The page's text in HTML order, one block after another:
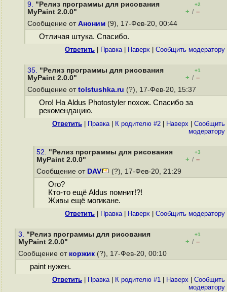
9. "Релиз программы для рисования
MyPaint 2.0.0"
+2
+ / –
Сообщение от Аноним (9), 17-Фев-20, 00:44
Отличая штука. Спасибо.
Ответить Правка| Наверх Cообщить модератору
35. "Релиз программы для рисования
MyPaint 2.0.0"
+1
+ / –
Сообщение от tolstushka.ru (?), 17-Фев-20, 15:37
Ого! На Aldus Photostyler похож. Спасибо за
рекомендацию.
Ответить Правка| К родителю #2 Наверх
Cообщить
модератору
52. "Релиз программы для рисования
MyPaint 2.0.0"
+3
+ / –
Сообщение от DAV (?), 17-Фев-20, 21:29
Ого?
Кто-то ещё Aldus помнит!?!
Живы ещё могикане.
Ответить Правка| Наверх Cообщить модератору
3. "Релиз программы для рисования
MyPaint 2.0.0"
+1
+ / –
Сообщение от коржик (?), 17-Фев-20, 00:10
paint нужен.
Ответить Правка| К родителю #1 Наверх
Cообщить
модератору